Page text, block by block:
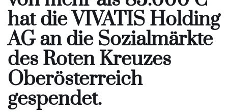
hat die VIVATIS Holding
AG an die Sozialmärkte
des Roten Kreuzes
Oberösterreich
gespendet.